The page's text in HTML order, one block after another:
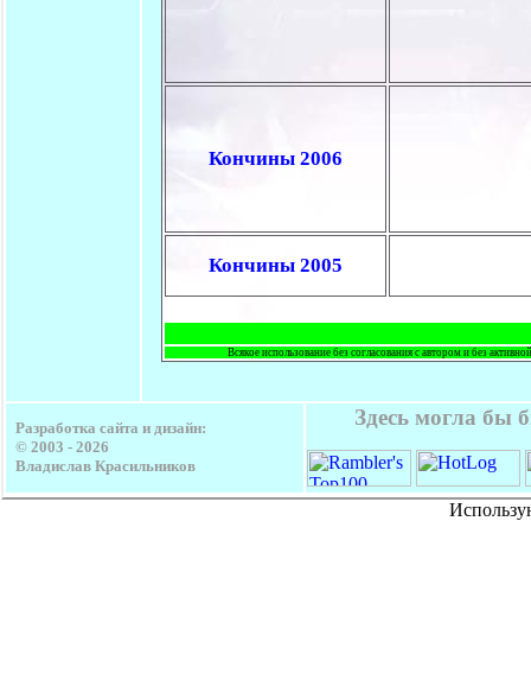
Кончины 2006
Кончины 2005
Всякое использование без согласования с автором и без
Разработка сайта и дизайн:
© 2003 - 2026
Владислав Красильников
Здесь могла бы